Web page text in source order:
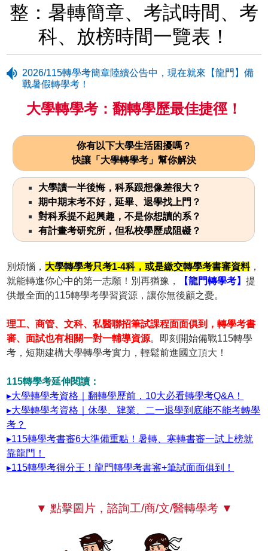
整：暑轉簡章、考試時間、考
科、放榜時間一覽表！
2026/115轉學考簡章陸續公告中，現在就來【龍門】備
戰暑假轉學考！
大學轉學考：翻轉學歷最佳捷徑！
你有以下大學生活困擾嗎？
快讓「大學轉學考」幫你解決
大學讀一半後悔，科系跟想像差很大？
期中期末考不好，延畢、退學找上門？
對科系提不起興趣，不是你想讀的系？
有計畫考研究所，但私校學歷成阻礙？
別煩惱， 大學轉學考只考1-4科，或是繳交轉學考書審資料，
就能轉進你心中的第一志願！別再猶豫，
【龍門轉學考】提
供最全面的115轉學考學習資源，讓你無後顧之憂。
理工、商管、文科、私醫聯招筆試課程面面俱到，轉學考書
審、面試也有相關一對一輔導資源。即刻開始備戰115轉學
考，短期建構大學轉學考實力，輕鬆前進國立頂大！
115轉學考延伸閱讀：
▸大學轉學考資格｜翻轉學歷前，10大必看轉學考Q&A！
▸大學轉學考資格｜休學、肄業、二一退學到底能不能考轉學
考？
▸115轉學考書審6大準備重點！暑轉、寒轉書審一試上榜就
靠龍門！
▸115轉學考得分王！龍門轉學考書審+筆試面面俱到！
▼ 點擊圖片，諮詢工/商/文/醫轉學考 ▼